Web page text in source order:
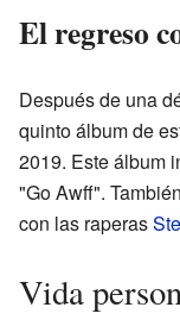
El regreso
Después de una
quinto álbum de
2019. Este álbum
"Go Awff".
con las raperas
Vida